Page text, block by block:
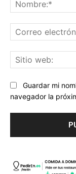
Guardar mi
navegador la